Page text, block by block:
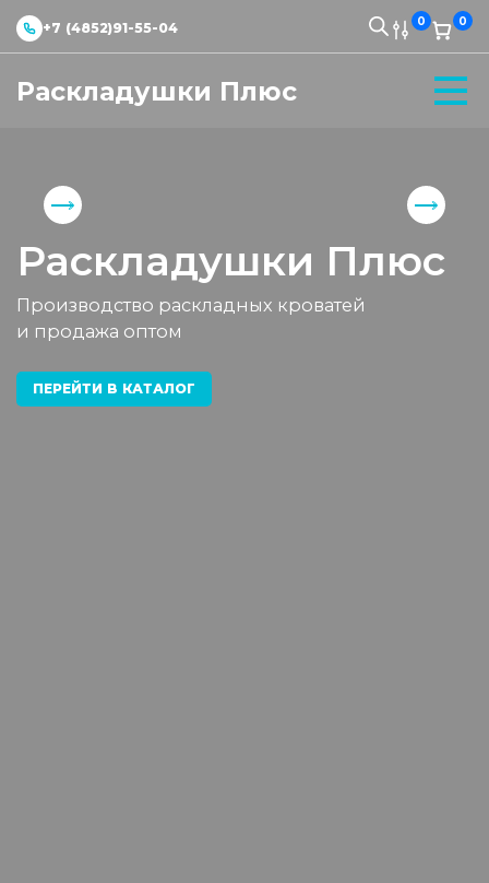
+7 (4852)91-55-04 0 0
Раскладушки Плюс
Раскладушки Плюс
Производство раскладных кроватей
и продажа оптом
ПЕРЕЙТИ В КАТАЛОГ